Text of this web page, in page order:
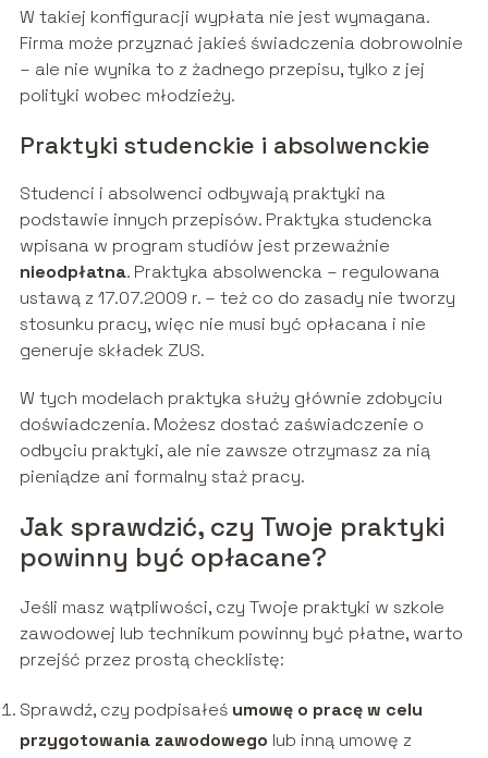
W takiej konfiguracji wypłata nie jest wymagana.
Firma może przyznać jakieś świadczenia dobrowolnie
– ale nie wynika to z żadnego przepisu, tylko z jej
polityki wobec młodzieży.
Praktyki studenckie i absolwenckie
Studenci i absolwenci odbywają praktyki na
podstawie innych przepisów. Praktyka studencka
wpisana w program studiów jest przeważnie
nieodpłatna. Praktyka absolwencka – regulowana
ustawą z 17.07.2009 r. – też co do zasady nie tworzy
stosunku pracy, więc nie musi być opłacana i nie
generuje składek ZUS.
W tych modelach praktyka służy głównie zdobyciu
doświadczenia. Możesz dostać zaświadczenie o
odbyciu praktyki, ale nie zawsze otrzymasz za nią
pieniądze ani formalny staż pracy.
Jak sprawdzić, czy Twoje praktyki
powinny być opłacane?
Jeśli masz wątpliwości, czy Twoje praktyki w szkole
zawodowej lub technikum powinny być płatne, warto
przejść przez prostą checklistę:
Sprawdź, czy podpisałeś umowę o pracę w celu
przygotowania zawodowego lub inną umowę z